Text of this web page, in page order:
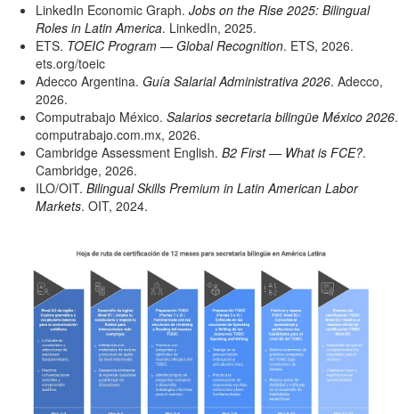
LinkedIn Economic Graph. Jobs on the Rise 2025: Bilingual
Roles in Latin America. LinkedIn, 2025.
ETS. TOEIC Program — Global Recognition. ETS, 2026.
ets.org/toeic
Adecco Argentina. Guía Salarial Administrativa 2026. Adecco,
2026.
Computrabajo México. Salarios secretaria bilingüe México 2026.
computrabajo.com.mx, 2026.
Cambridge Assessment English. B2 First — What is FCE?.
Cambridge, 2026.
ILO/OIT. Bilingual Skills Premium in Latin American Labor
Markets. OIT, 2024.